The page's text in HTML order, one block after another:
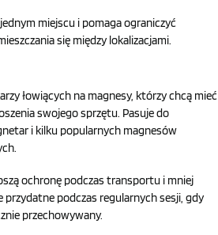
miejscu i pomaga ograniczyć
się między lokalizacjami.
łowiących na magnesy, którzy chcą mieć
swojego sprzętu. Pasuje do
i kilku popularnych magnesów
ochronę podczas transportu i mniej
przydatne podczas regularnych sesji, gdy
przechowywany.